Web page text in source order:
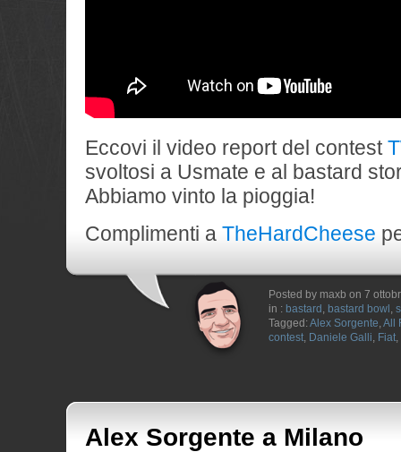
Eccovi il video report del contest
svoltosi a Usmate e al bastard
Abbiamo vinto la pioggia!
Complimenti a TheHardCheese
Posted by maxb on 7
in : bastard , bastard bowl ,
Tagged: Alex Sorgente,All
contest, Daniele Galli, Fiat,
Alex Sorgente a Milano